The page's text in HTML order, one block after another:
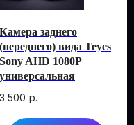
Камера заднего
(переднего) вида Teyes
Sony AHD 1080P
универсальная
3 500 р.